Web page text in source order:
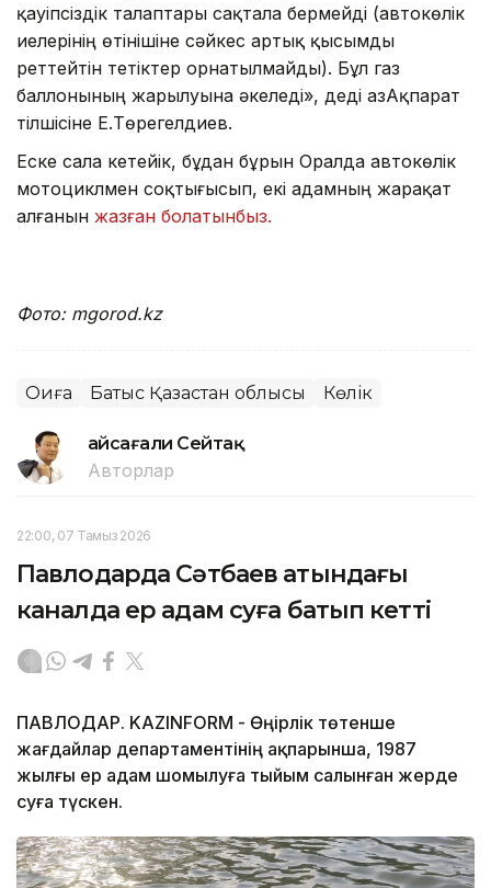
қауіпсіздік талаптары сақтала бермейді (автокөлік
иелерінің өтінішіне сәйкес артық қысымды
реттейтін тетіктер орнатылмайды). Бұл газ
баллонының жарылуына әкеледі», деді ҚазАқпарат
тілшісіне Е.Төрегелдиев.
Еске сала кетейік, бұдан бұрын Оралда автокөлік
мотоциклмен соқтығысып, екі адамның жарақат
алғанын жазған болатынбыз.
Фото: mgorod.kz
Оқиға Батыс Қазақстан облысы Көлік
Ғайсағали Сейтақ
Авторлар
22:00, 07 Тамыз 2026
Павлодарда Сәтбаев атындағы
каналда ер адам суға батып кетті
ПАВЛОДАР. KAZINFORM - Өңірлік төтенше
жағдайлар департаментінің ақпарынша, 1987
жылғы ер адам шомылуға тыйым салынған жерде
суға түскен.